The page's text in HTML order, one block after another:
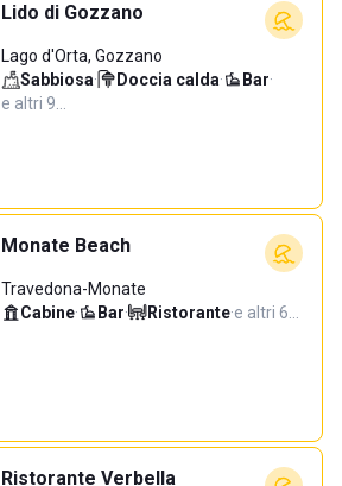
Lido di Gozzano
Lago d'Orta, Gozzano
Sabbiosa· Doccia calda· Bar·
e altri 9…
Monate Beach
Travedona-Monate
Cabine· Bar· Ristorante·e altri 6…
Ristorante Verbella